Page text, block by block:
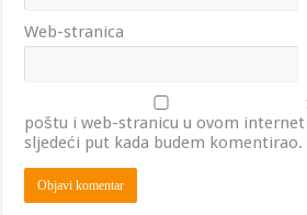
Web-stranica
poštu i web-stranicu u ovom internet
sljedeći put kada budem komentirao.